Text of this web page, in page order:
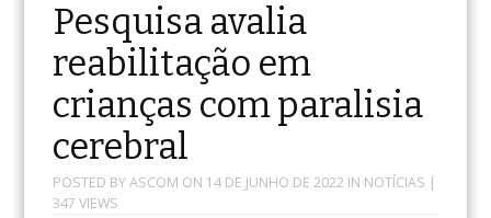
Pesquisa avalia
reabilitação em
crianças com paralisia
cerebral
POSTED BYASCOM ON 14 DE JUNHO DE 2022 IN NOTÍCIAS |
347 VIEWS